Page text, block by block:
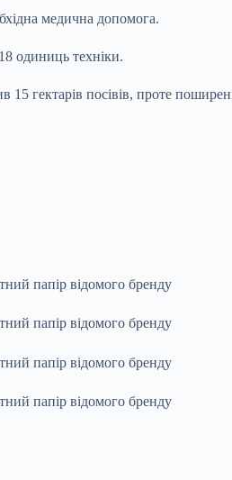
медична допомога.
одиниць техніки.
посівів, проте